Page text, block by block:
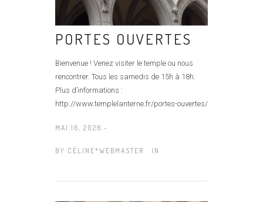
PORTES OUVERTES
Bienvenue ! Venez visiter le temple ou nous
rencontrer. Tous les samedis de 15h à 18h.
Plus d’informations :
http://www.templelanterne.fr/portes-ouvertes/
MAI 16, 2026 -
BY CÉLINE*WEBMASTER IN